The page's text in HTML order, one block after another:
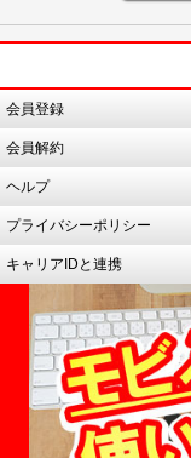
会員登録
会員解約
ヘルプ
プライバシーポリシー
キャリアIDと連携